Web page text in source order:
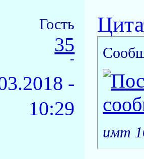
Гость
35
-
-
10:29
имт